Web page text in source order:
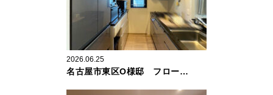
2026.06.25
名古屋市東区O様邸 フロー…